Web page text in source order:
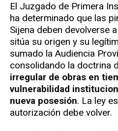
El Juzgado de Primera
ha determinado que las
Sijena deben devolverse
sitúa su origen y su
sumado la Audiencia
consolidando la doctrina
irregular de obras en
vulnerabilidad
nueva posesión. La ley
autorización debe volver.